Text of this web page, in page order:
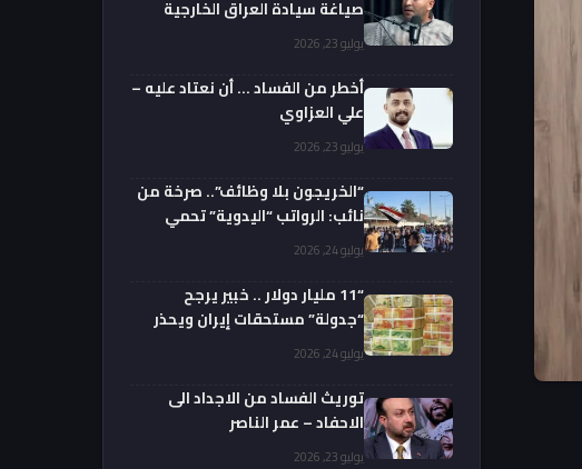
صياغة سيادة العراق الخارجية
فعليا؟.. باحث يوضحيوليو 23, 2026
أخطر من الفساد … أن نعتاد عليه –
علي العزاوي
يوليو 23, 2026
“الخريجون بلا وظائف”.. صرخة من
نائب: الرواتب “اليدوية” تحمي
الفضائيين!يوليو 24, 2026
“11 مليار دولار .. خبير يرجح
“جدولة” مستحقات إيران ويحذر
من السداد الفورييوليو 24, 2026
توريث الفساد من الاجداد الى
الاحفاد – عمر الناصر
يوليو 23, 2026